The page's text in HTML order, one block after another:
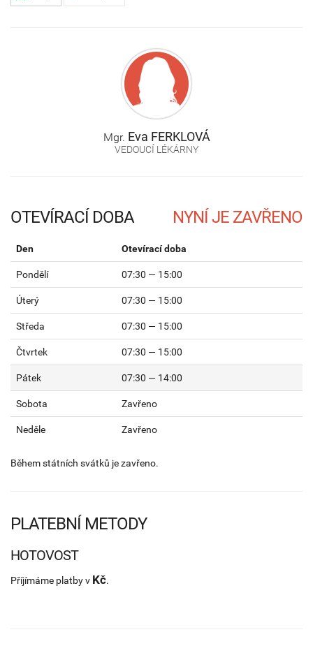
Mgr. Eva FERKLOVÁ
VEDOUCÍ LÉKÁRNY
OTEVÍRACÍ DOBA
Den Otevírací doba
Pondělí 07:30 — 15:00
Úterý 07:30 — 15:00
Středa 07:30 — 15:00
Čtvrtek 07:30 — 15:00
Pátek 07:30 — 14:00
Sobota Zavřeno
Neděle Zavřeno
Během státních svátků je zavřeno.
PLATEBNÍ METODY
HOTOVOST
Příjímáme platby v Kč.